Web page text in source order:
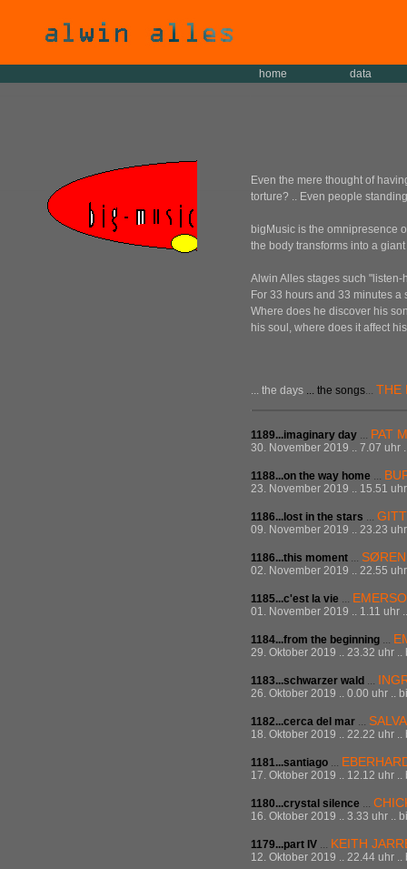
home data
Even the mere thought of
torture? .. Even people
bigMusic is the omnipresence
the body transforms into a
Alwin Alles stages such
For 33 hours and 33 minutes a
Where does he discover his
his soul, where does it affect
... the days ... the songs... THE
1189...imaginary day ... PAT
30. November 2019 .. 7.07 uhr
1188...on the way home ...
23. November 2019 .. 15.51
1186...lost in the stars ...
09. November 2019 .. 23.23
1186...this moment ...
02. November 2019 .. 22.55
1185...c'est la vie ...
01. November 2019 .. 1.11 uhr
1184...from the beginning ...
29. Oktober 2019 .. 23.32 uhr
1183...schwarzer wald ...
26. Oktober 2019 .. 0.00 uhr ..
1182...cerca del mar ...
18. Oktober 2019 .. 22.22 uhr
1181...santiago ...
17. Oktober 2019 .. 12.12 uhr
1180...crystal silence ...
16. Oktober 2019 .. 3.33 uhr ..
1179...part IV ... KEITH
12. Oktober 2019 .. 22.44 uhr